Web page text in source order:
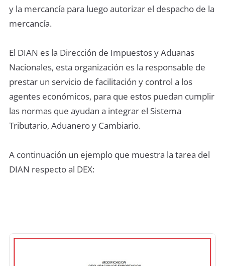
y la mercancía para luego autorizar el despacho de la
mercancía.
El DIAN es la Dirección de Impuestos y Aduanas
Nacionales, esta organización es la responsable de
prestar un servicio de facilitación y control a los
agentes económicos, para que estos puedan cumplir
las normas que ayudan a integrar el Sistema
Tributario, Aduanero y Cambiario.
A continuación un ejemplo que muestra la tarea del
DIAN respecto al DEX: